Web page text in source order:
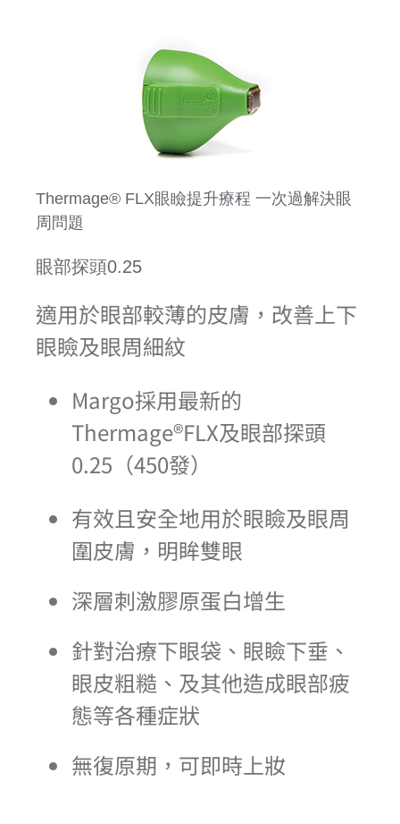
Thermage® FLX眼瞼提升療程 一次過解決眼
周問題
眼部探頭0.25
適用於眼部較薄的皮膚，改善上下
眼瞼及眼周細紋
Margo採用最新的
Thermage®FLX及眼部探頭
0.25（450發）
有效且安全地用於眼瞼及眼周
圍皮膚，明眸雙眼
深層刺激膠原蛋白增生
針對治療下眼袋、眼瞼下垂、
眼皮粗糙、及其他造成眼部疲
態等各種症狀
無復原期，可即時上妝